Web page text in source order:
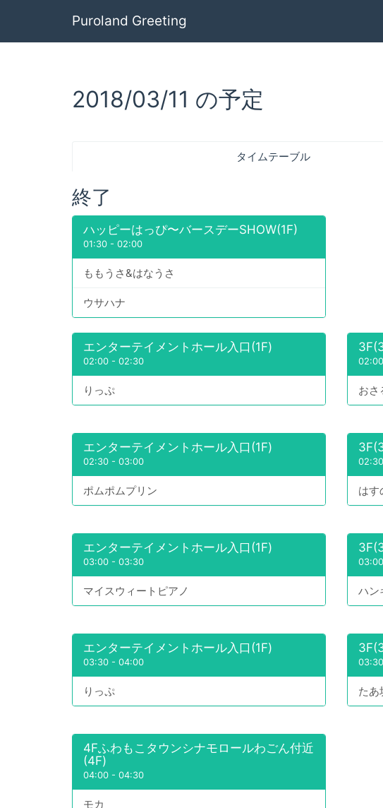
Puroland Greeting
2018/03/11 の予定
タイムテーブル
終了
ハッピーはっぴ〜バースデーSHOW(1F)
01:30 - 02:00
ももうさ&はなうさ
ウサハナ
エンターテイメントホール入口(1F)
02:00 - 02:30
りっぷ
02:00
おさ
エンターテイメントホール入口(1F)
02:30 - 03:00
ポムポムプリン
02:30
はす
エンターテイメントホール入口(1F)
03:00 - 03:30
マイスウィートピアノ
03:00
ハン
エンターテイメントホール入口(1F)
03:30 - 04:00
りっぷ
03:30
たあ
4Fふわもこタウンシナモロールわごん付近
(4F)
04:00 - 04:30
モカ